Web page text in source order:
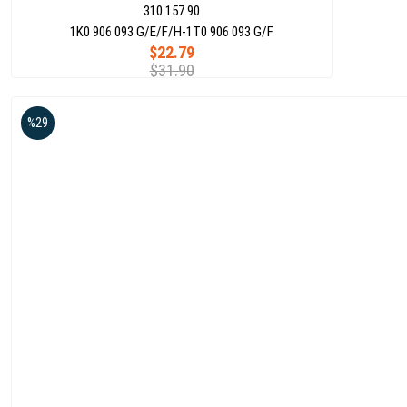
310 157 90
$22.79
$31.90
1K0 906 093 G/E/F/H-1T0 906 093 G/F
%29